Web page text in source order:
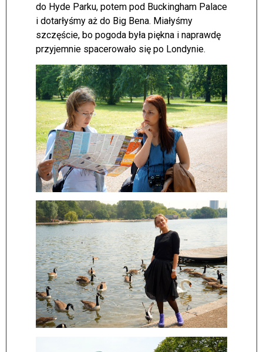
do Hyde Parku, potem pod Buckingham Palace
i dotarłyśmy aż do Big Bena. Miałyśmy
szczęście, bo pogoda była piękna i naprawdę
przyjemnie spacerowało się po Londynie.